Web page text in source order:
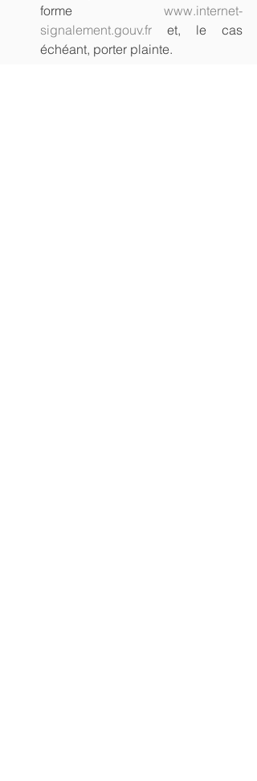
forme www.internet-
signalement.gouv.fr et, le cas
échéant, porter plainte.